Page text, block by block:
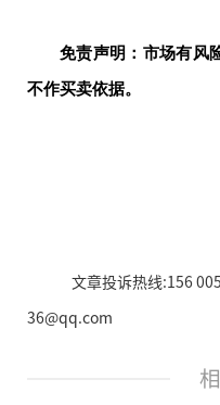
免责声明：市场有风
不作买卖依据。
文章投诉热线:156
36@qq.com